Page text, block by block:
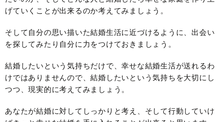
げていくことが出来るのか考えてみましょう。
そして自分の思い描いた結婚生活に近づけるように、出会い
を探してみたり自分に力をつけておきましょう。
結婚したいという気持ちだけで、幸せな結婚生活が送れるわ
けではありませんので、結婚したいという気持ちを大切にし
つつ、現実的に考えてみましょう。
あなたが結婚に対してしっかりと考え、そして行動していけ